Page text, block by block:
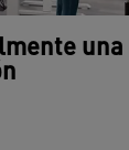
una